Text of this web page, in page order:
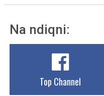
Na ndiqni:
Top Channel